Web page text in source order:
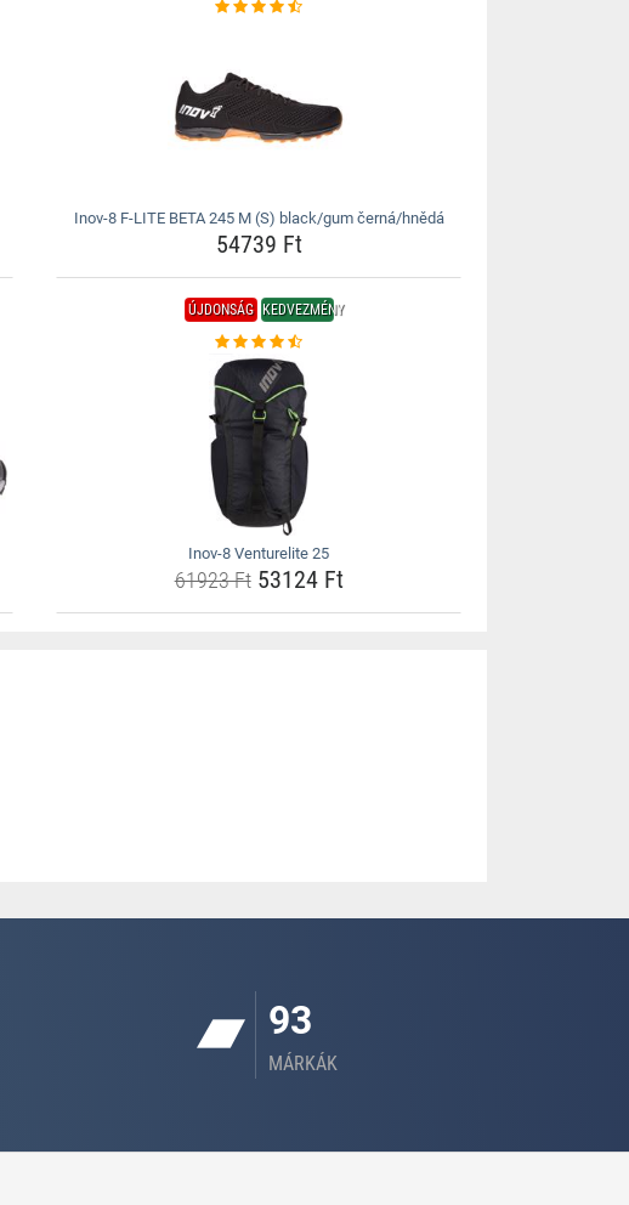
Inov-8 F-LITE BETA 245 M (S) black/gum černá/hnědá
54739 Ft
ÚJDONSÁG KEDVEZMÉNY
Inov-8 Venturelite 25
61923 Ft53124 Ft
93
MÁRKÁK